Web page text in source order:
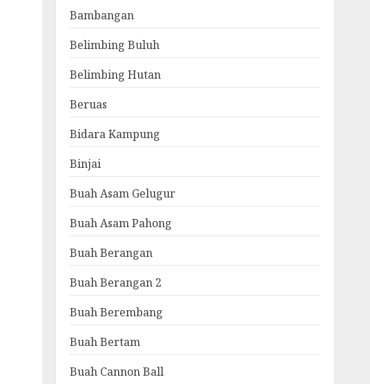
Bambangan
Belimbing Buluh
Belimbing Hutan
Beruas
Bidara Kampung
Binjai
Buah Asam Gelugur
Buah Asam Pahong
Buah Berangan
Buah Berangan 2
Buah Berembang
Buah Bertam
Buah Cannon Ball